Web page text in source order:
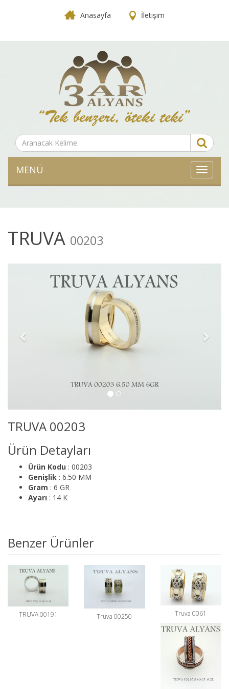
Anasayfa İletişim
MENÜ
MENÜ
TRUVA 00203
TRUVA 00203
Ürün Detayları
Ürün Kodu : 00203
Genişlik : 6.50 MM
Gram : 6 GR
Ayarı : 14 K
Benzer Ürünler
TRUVA 00191 Truva 00250 Truva 0061